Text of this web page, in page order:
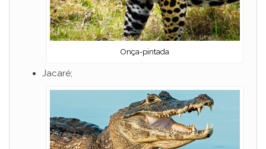
Onça-pintada
Jacaré;